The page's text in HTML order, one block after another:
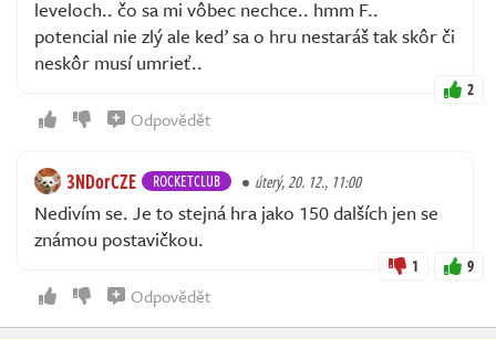
leveloch.. čo sa mi vôbec nechce.. hmm F..
potencial nie zlý ale keď sa o hru nestaráš tak skôr či
neskôr musí umrieť..
2
Odpovědět
3NDorCZE ROCKETCLUB úterý, 20. 12., 11:00
Nedivím se. Je to stejná hra jako 150 dalších jen se
známou postavičkou.
1 9
Odpovědět